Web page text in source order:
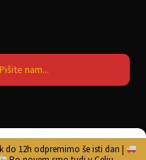
do 12h odpremimo še isti dan |
nam...